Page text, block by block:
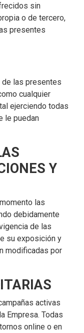
sin
o de tercero,
presentes
de las presentes
cualquier
ejerciendo todas
le puedan
Y
las
debidamente
de las
su exposición y
modificadas por
activas
Empresa. Todas
online o en